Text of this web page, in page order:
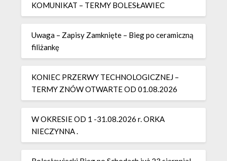
KOMUNIKAT – TERMY BOLESŁAWIEC
Uwaga – Zapisy Zamknięte – Bieg po ceramiczną
filiżankę
KONIEC PRZERWY TECHNOLOGICZNEJ –
TERMY ZNÓW OTWARTE OD 01.08.2026
W OKRESIE OD 1 -31.08.2026 r. ORKA
NIECZYNNA .